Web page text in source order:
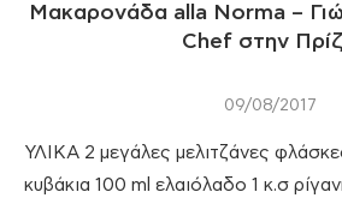
Μακαρονάδα alla Norma –
Chef στην
09/08/2017
ΥΛΙΚΑ 2 μεγάλες μελιτζάνες
κυβάκια 100 ml ελαιόλαδο 1 κ.σ